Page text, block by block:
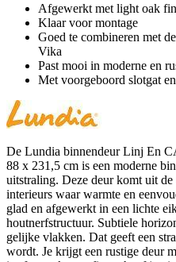
Afgewerkt met light oak
Klaar voor montage
Goed te combineren met
Vika
Past mooi in moderne en
Met voorgeboord slotgat
De Lundia binnendeur Linj En
88 x 231,5 cm is een moderne
uitstraling. Deze deur komt uit
interieurs waar warmte en
glad en afgewerkt in een lichte
houtnerfstructuur. Subtiele
gelijke vlakken. Dat geeft een
wordt. Je krijgt een rustige deur